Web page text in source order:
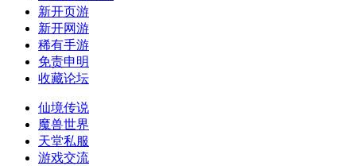
新开页游
新开网游
稀有手游
免责申明
收藏论坛
仙境传说
魔兽世界
天堂私服
游戏交流